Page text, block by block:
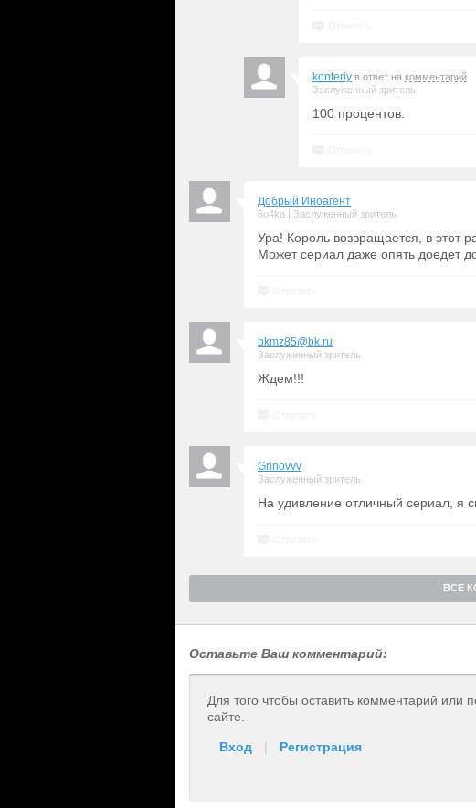
konteriy в ответ на комментарий
Заслуженный зритель
100 процентов.
Добрый Иноагент
6o4ka Заслуженный зритель
Ура! Король возвращается, в этот
Может сериал даже опять доедет
bkmz85@bk.ru
Заслуженный зритель
Ждем!!!
Grinovvv
Заслуженный зритель
На удивление отличный сериал, я
ВСЕ
Оставьте Ваш комментарий:
Для того чтобы оставить комментарий или
сайте.
Вход | Регистрация